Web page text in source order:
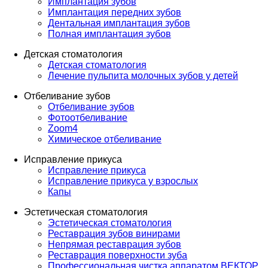
Имплантация передних зубов
Дентальная имплантация зубов
Полная имплантация зубов
Детская стоматология
Детская стоматология
Лечение пульпита молочных зубов у детей
Отбеливание зубов
Отбеливание зубов
Фотоотбеливание
Zoom4
Химическое отбеливание
Исправление прикуса
Исправление прикуса
Исправление прикуса у взрослых
Капы
Эстетическая стоматология
Эстетическая стоматология
Реставрация зубов винирами
Непрямая реставрация зубов
Реставрация поверхности зуба
Профессиональная чистка аппаратом ВЕКТОР